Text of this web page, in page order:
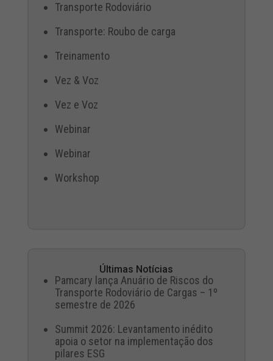
Transporte Rodoviário
Transporte: Roubo de carga
Treinamento
Vez & Voz
Vez e Voz
Webinar
Webinar
Workshop
Últimas Notícias
Pamcary lança Anuário de Riscos do
Transporte Rodoviário de Cargas – 1º
semestre de 2026
Summit 2026: Levantamento inédito
apoia o setor na implementação dos
pilares ESG